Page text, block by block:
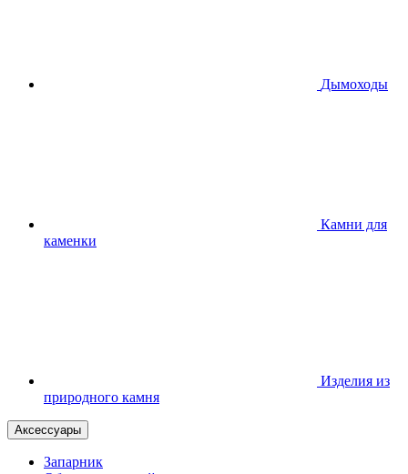
Дымоходы
Камни для
каменки
Изделия из
природного камня
Аксессуары
Запарник